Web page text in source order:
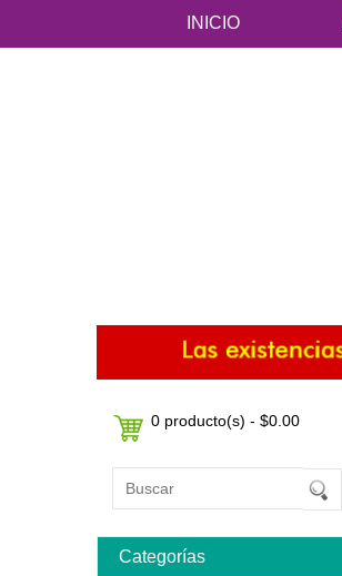
INICIO
0 producto(s) - $0.00
Categorías